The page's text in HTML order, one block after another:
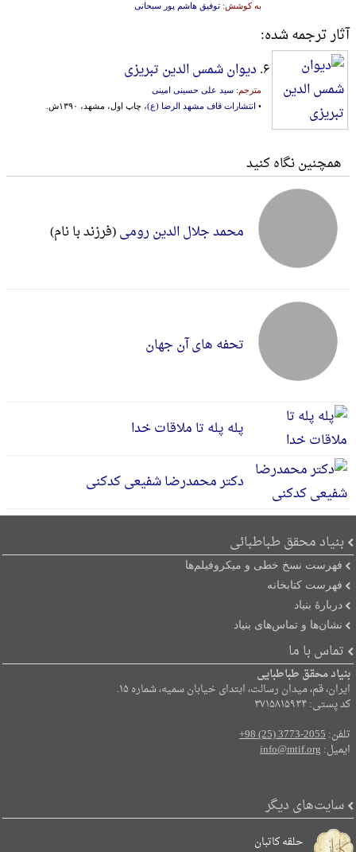
به کوشش: توفیق هاشم پور سبحانی
آثار ترجمه شده:
۶. دیوان شمس الدین تبریزی
مترجم: سید علی حسینی امینی
• انتشارات قاف مشهد الرضا (ع)، چاپ اول، مشهد، ۱۳۹۰ش.
همچنین نگاه کنید
محمد جلال الدین رومی(فرزند با نام)
تحفه های آن جهان
پله پله تا ملاقات خدا
دکتر محمدرضا شفیعی کدکنی
بنیاد محقق طباطبائی
فهرست نسخ خطی و میکروفیلم‌ها
فهرست کتابخانه
دربارۀ بنیاد
نشان‌ها و تماس‌های بنیاد
تماس با ما
بنیاد محقق طباطبایی
ایران، قم، میدان رسالت، ابتدای خیابان سمیه، شماره ۱۵.
کد پستی: ۳۷۱۵۸۱۵۹۳۴
تلفن:+98 (25) 3773-2055
ایمیل:info@mtif.org
سایت‌های دیگر
حلقه کاتبان